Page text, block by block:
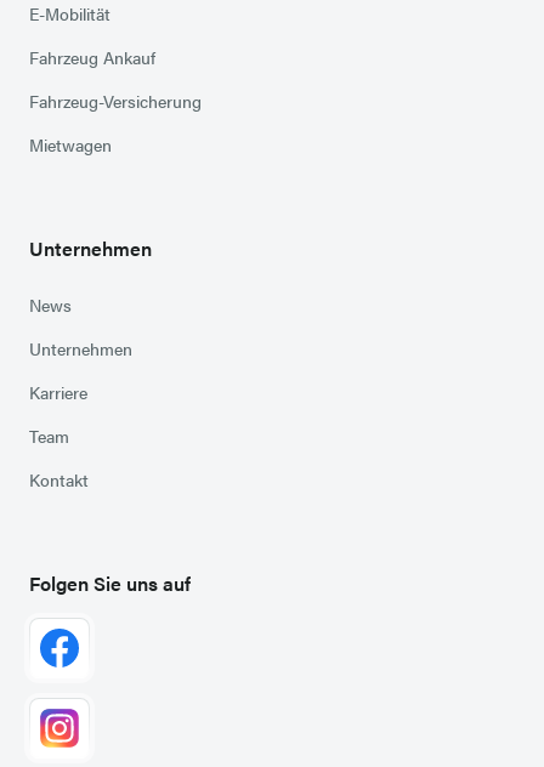
E-Mobilität
Fahrzeug Ankauf
Fahrzeug-Versicherung
Mietwagen
Unternehmen
News
Unternehmen
Karriere
Team
Kontakt
Folgen Sie uns auf
Zu Facebook
Zu Instagram